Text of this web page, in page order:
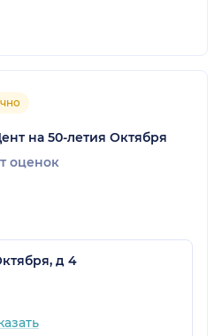
на 50-летия Октября
оценок
д 4